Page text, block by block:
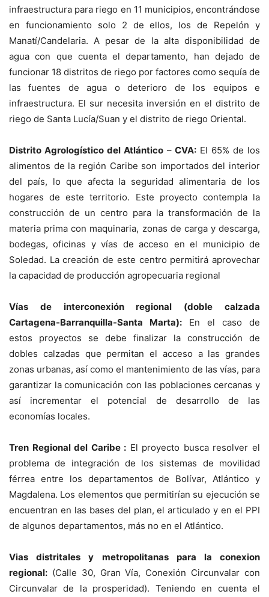
infraestructura para riego en 11 municipios, encontrándose
en funcionamiento solo 2 de ellos, los de Repelón y
Manatí/Candelaria. A pesar de la alta disponibilidad de
agua con que cuenta el departamento, han dejado de
funcionar 18 distritos de riego por factores como sequía de
las fuentes de agua o deterioro de los equipos e
infraestructura. El sur necesita inversión en el distrito de
riego de Santa Lucía/Suan y el distrito de riego Oriental.
Distrito Agrologístico del Atlántico–CVA: El 65% de los
alimentos de la región Caribe son importados del interior
del país, lo que afecta la seguridad alimentaria de los
hogares de este territorio. Este proyecto contempla la
construcción de un centro para la transformación de la
materia prima con maquinaria, zonas de carga y descarga,
bodegas, oficinas y vías de acceso en el municipio de
Soledad. La creación de este centro permitirá aprovechar
la capacidad de producción agropecuaria regional
Vías de interconexión regional (doble calzada
Cartagena-Barranquilla-Santa Marta): En el caso de
estos proyectos se debe finalizar la construcción de
dobles calzadas que permitan el acceso a las grandes
zonas urbanas, así como el mantenimiento de las vías, para
garantizar la comunicación con las poblaciones cercanas y
así incrementar el potencial de desarrollo de las
economías locales.
Tren Regional del Caribe : El proyecto busca resolver el
problema de integración de los sistemas de movilidad
férrea entre los departamentos de Bolívar, Atlántico y
Magdalena. Los elementos que permitirían su ejecución se
encuentran en las bases del plan, el articulado y en el PPI
de algunos departamentos, más no en el Atlántico.
Vias distritales y metropolitanas para la conexion
regional: (Calle 30, Gran Vía, Conexión Circunvalar con
Circunvalar de la prosperidad). Teniendo en cuenta el